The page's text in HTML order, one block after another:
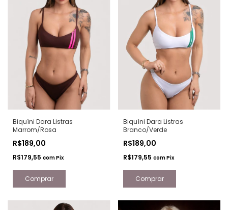
Biquíni Dara Listras
Marrom/Rosa
R$189,00
R$179,55 comPix
Comprar
Biquíni Dara Listras
Branco/Verde
R$189,00
R$179,55 comPix
Comprar